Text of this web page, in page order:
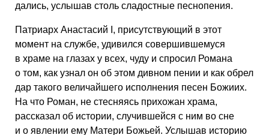
дались, услышав столь сладостные песнопения.
Патриарх Анастасий I, присутствующий в этот
момент на службе, удивился совершившемуся
в храме на глазах у всех, чуду и спросил Романа
о том, как узнал он об этом дивном пении и как обрел
дар такого величайшего исполнения песен Божиих.
На что Роман, не стесняясь прихожан храма,
рассказал об истории, случившейся с ним во сне
и о явлении ему Матери Божьей. Услышав историю